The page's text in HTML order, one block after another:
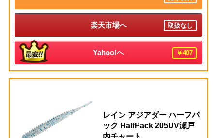
楽天市場へ 取扱なし
Yahoo!へ ￥407
レイン アジアダー ハーフパ
ック HalfPack 205UV瀬戸